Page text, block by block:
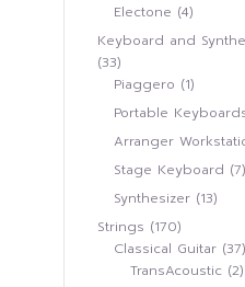
Electone 44
สินค้า
Keyboard and
3333
สินค้า
Piaggero 11
สินค้า
Portable
Arranger
Stage Keyboard 77
Synthesizer 1313
Strings 170170
สินค้า
Classical Guitar 37
TransAcoustic 22